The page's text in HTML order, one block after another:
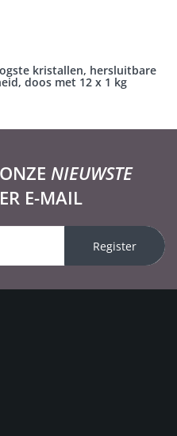
kristallen, hersluitbare
doos met 12 x 1 kg
NIEUWSTE
E-MAIL
Register